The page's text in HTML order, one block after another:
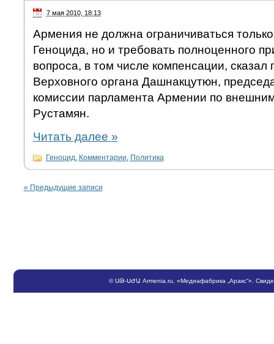
7 мая 2010, 18:13
Армения не должна ограничиваться
Геноцида, но и требовать полноценного
вопроса, в том числе компенсации, сказал
Верховного органа Дашнакцутюн,
комиссии парламента Армении по
Рустамян.
Читать далее »
Геноцид, Комментарии, Политика
« Предыдущие записи
©ՍԹ-ՍԺԱ Armenia.ru , «Медиафабрика „Аракс“».